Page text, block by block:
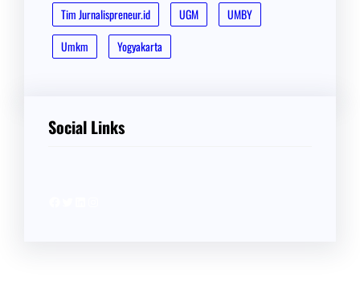
Tim Jurnalispreneur.id
UGM
UMBY
Umkm
Yogyakarta
Social Links